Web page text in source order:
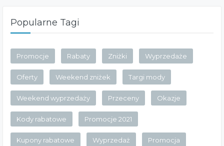
Popularne Tagi
Promocje Rabaty Zniżki Wyprzedaże
Oferty Weekend zniżek Targi mody
Weekend wyprzedaży Przeceny Okazje
Kody rabatowe Promocje 2021
Kupony rabatowe Wyprzedaż Promocja